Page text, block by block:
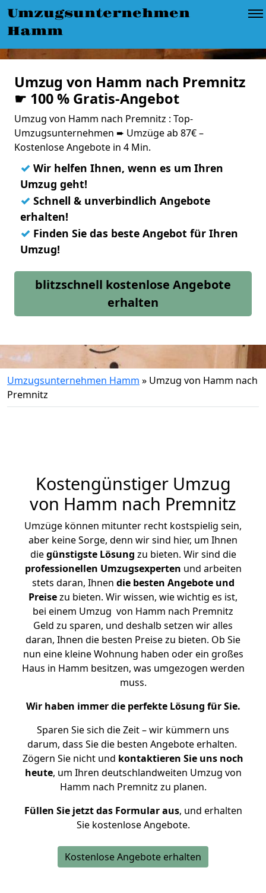
Umzugsunternehmen
Hamm
Umzug von Hamm nach Premnitz
☛ 100 % Gratis-Angebot
Umzug von Hamm nach Premnitz : Top-
Umzugsunternehmen ➨ Umzüge ab 87€ –
Kostenlose Angebote in 4 Min.
✓ Wir helfen Ihnen, wenn es um Ihren
Umzug geht!
✓ Schnell & unverbindlich Angebote
erhalten!
✓ Finden Sie das beste Angebot für Ihren
Umzug!
blitzschnell kostenlose Angebote
erhalten
Umzugsunternehmen Hamm » Umzug von Hamm nach
Premnitz
Kostengünstiger Umzug
von Hamm nach Premnitz
Umzüge können mitunter recht kostspielig sein,
aber keine Sorge, denn wir sind hier, um Ihnen
diegünstigste Lösung zu bieten. Wir sind die
professionellen Umzugsexperten und arbeiten
stets daran, Ihnen die besten Angebote und
Preisezu bieten. Wir wissen, wie wichtig es ist,
bei einem Umzug von Hamm nach Premnitz
Geld zu sparen, und deshalb setzen wir alles
daran, Ihnen die besten Preise zu bieten. Ob Sie
nun eine kleine Wohnung haben oder ein großes
Haus in Hamm besitzen, was umgezogen werden
muss.
Wir haben immer die perfekte Lösung für Sie.
Sparen Sie sich die Zeit – wir kümmern uns
darum, dass Sie die besten Angebote erhalten.
Zögern Sie nicht und kontaktieren Sie uns noch
heute, um Ihren deutschlandweiten Umzug von
Hamm nach Premnitz zu planen.
Füllen Sie jetzt das Formular aus, und erhalten
Sie kostenlose Angebote.
Kostenlose Angebote erhalten